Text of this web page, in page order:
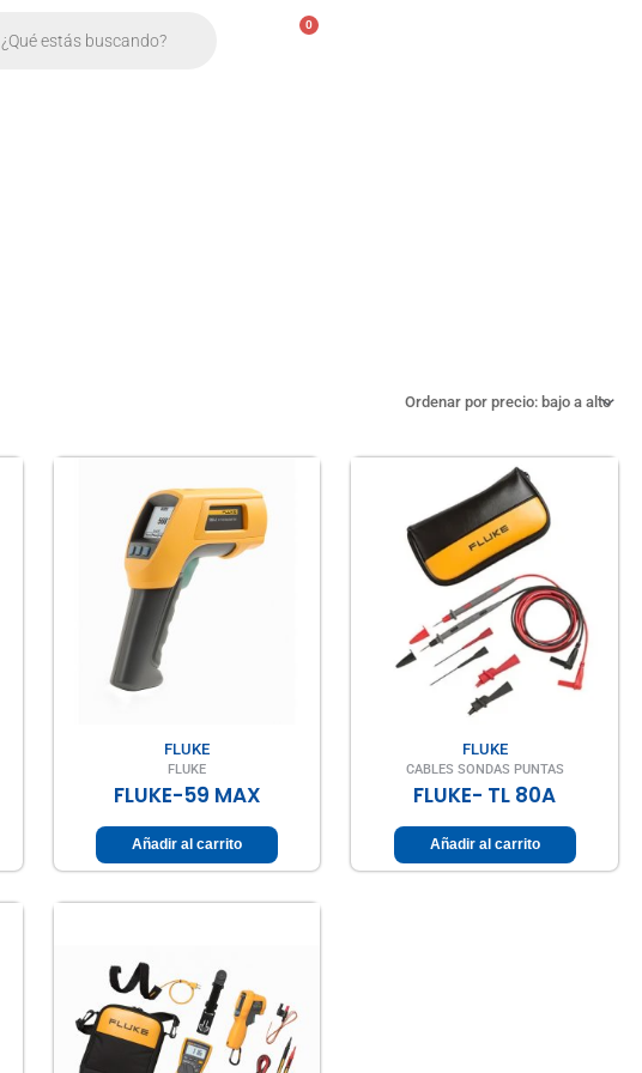
FLUKE
FLUKE
FLUKE-59 MAX
Añadir al carrito
FLUKE
CABLES SONDAS PUNTAS
FLUKE- TL 80A
Añadir al carrito